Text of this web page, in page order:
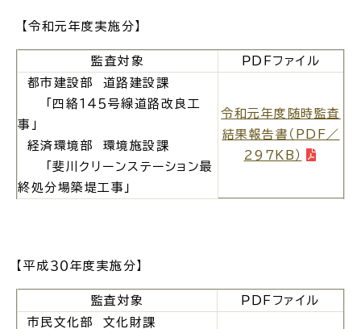
届出・手続・申請
ごみ・リサイクル
【令和元年度実施分】
監査対象
ＰＤＦファイル
都市建設部 道路建設課
「四絡１４５号線道路改良工
事」
経済環境部 環境施設課
「斐川クリーンステーション最
終処分場築堤工事」
令和元年度随時監査
結果報告書（PDF／
297KB）
【平成３０年度実施分】
監査対象
ＰＤＦファイル
市民文化部 文化財課